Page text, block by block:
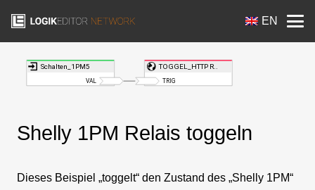
EN
Shelly 1PM Relais toggeln
Dieses Beispiel „toggelt“ den Zustand des „Shelly 1PM“